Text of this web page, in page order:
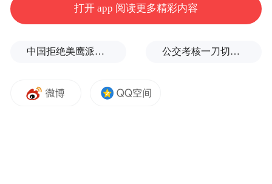
打开 app 阅读更多精彩内容
中国拒绝美鹰派副防长访华？弦外之音被热议 公交考核一刀切司机不敢开空调：别把压力转嫁一线员工